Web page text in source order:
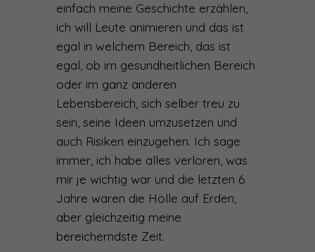
einfach meine Geschichte erzählen,
ich will Leute animieren und das ist
egal in welchem Bereich, das ist
egal, ob im gesundheitlichen Bereich
oder im ganz anderen
Lebensbereich, sich selber treu zu
sein, seine Ideen umzusetzen und
auch Risiken einzugehen. Ich sage
immer, ich habe alles verloren, was
mir je wichtig war und die letzten 6
Jahre waren die Hölle auf Erden,
aber gleichzeitig meine
bereicherndste Zeit.